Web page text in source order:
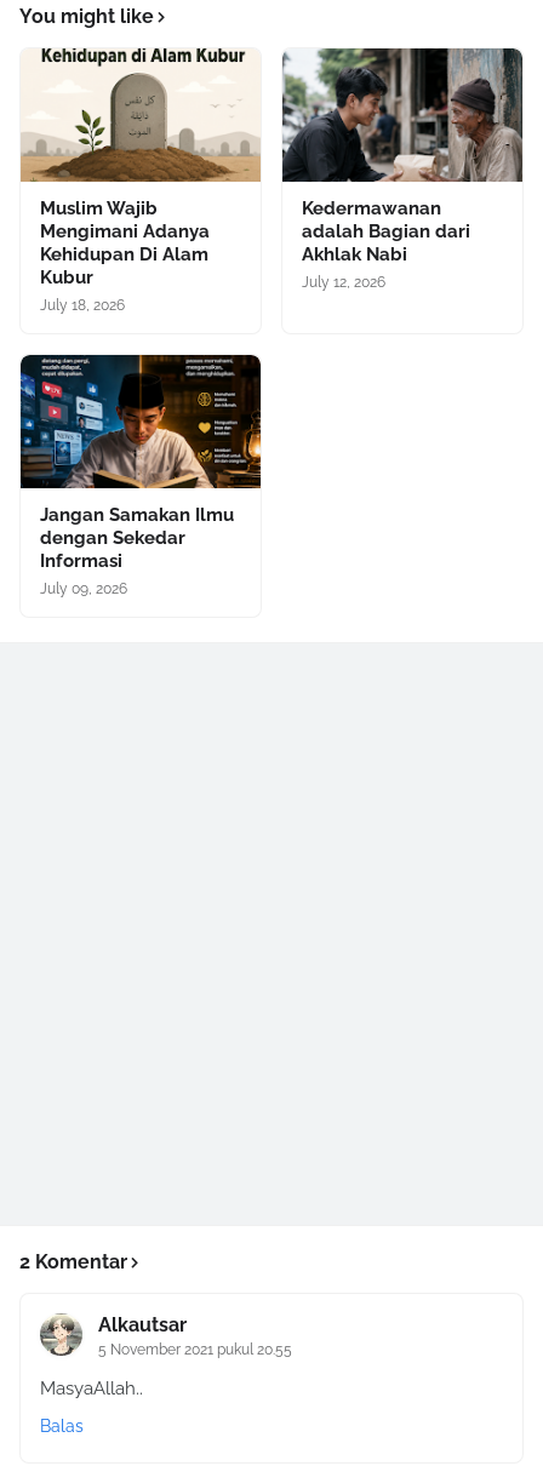
You might like
Muslim Wajib
Mengimani Adanya
Kehidupan Di Alam
Kubur
July 18, 2026
Kedermawanan
adalah Bagian dari
Akhlak Nabi
July 12, 2026
Jangan Samakan Ilmu
dengan Sekedar
Informasi
July 09, 2026
2 Komentar
Alkautsar
5 November 2021 pukul 20.55
MasyaAllah..
Balas